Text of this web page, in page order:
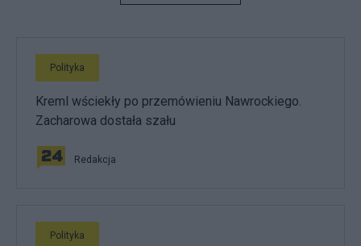
Polityka
Kreml wściekły po przemówieniu Nawrockiego.
Zacharowa dostała szału
Redakcja
Polityka